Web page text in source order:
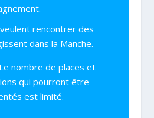
rencontrer des
dans la Manche.
Le nombre de places et
qui pourront être
est limité.